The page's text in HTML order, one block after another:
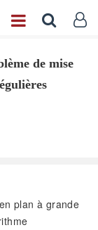
de mise
plan à grande